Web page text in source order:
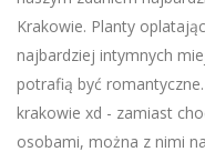
Krakowie. Planty
najbardziej intymnych
potrafią być
krakowie xd - zamiast
osobami, można z nimi